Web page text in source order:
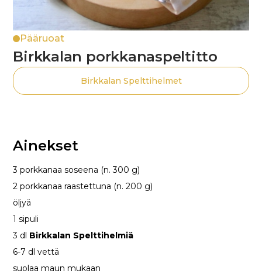
Pääruoat
Birkkalan porkkanaspeltitto
Birkkalan Spelttihelmet
Ainekset
3 porkkanaa soseena (n. 300 g)
2 porkkanaa raastettuna (n. 200 g)
öljyä
1 sipuli
3 dl Birkkalan Spelttihelmiä
6-7 dl vettä
suolaa maun mukaan